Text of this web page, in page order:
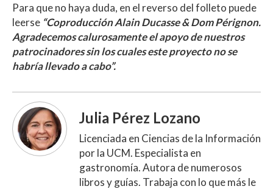
Para que no haya duda, en el reverso del folleto puede
leerse “Coproducción Alain Ducasse & Dom Pérignon.
Agradecemos calurosamente el apoyo de nuestros
patrocinadores sin los cuales este proyecto no se
habría llevado a cabo”.
Julia Pérez Lozano
Licenciada en Ciencias de la Información
por la UCM. Especialista en
gastronomía. Autora de numerosos
libros y guías. Trabaja con lo que más le